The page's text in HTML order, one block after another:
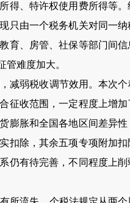
得、特许权使用费所得等
只由一个税务机关对同一
育、房管、社保等部门间
难度加大。
弱税收调节效用。本次个
征收范围，一定程度上增
膨胀和全国各地区间差异
扣除，其余五项专项附加
仍有待完善，不同程度上